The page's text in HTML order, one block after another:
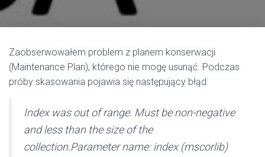
Zaobserwowałem problem z planem konserwacji
(Maintenance Plan), którego nie mogę usunąć. Podczas
próby skasowania pojawia się następujący błąd:
Index was out of range. Must be non-negative
and less than the size of the
collection.Parameter name: index (mscorlib)